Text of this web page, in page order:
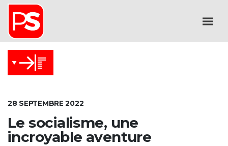
28 SEPTEMBRE 2022
Le socialisme, une
incroyable aventure